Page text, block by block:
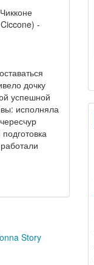
-
дочку
успешной
исполняла
Story